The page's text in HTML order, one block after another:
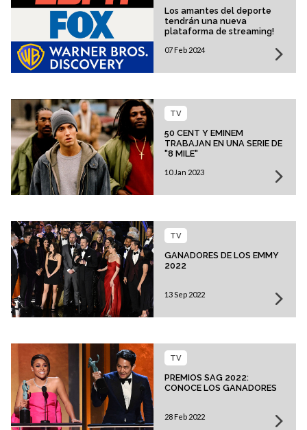
Los amantes del deporte
tendrán una nueva
plataforma de streaming!
07 Feb 2024
50 CENT Y EMINEM
TRABAJAN EN UNA SERIE DE
"8 MILE"
TV
10 Jan 2023
GANADORES DE LOS EMMY
2022
TV
13 Sep 2022
PREMIOS SAG 2022:
CONOCE LOS GANADORES
TV
28 Feb 2022